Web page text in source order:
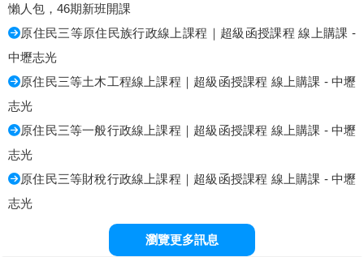
懶人包，46期新班開課
原住民三等原住民族行政線上課程｜超級函授課程 線上購課 -
中壢志光
原住民三等土木工程線上課程｜超級函授課程 線上購課 - 中壢
志光
原住民三等一般行政線上課程｜超級函授課程 線上購課 - 中壢
志光
原住民三等財稅行政線上課程｜超級函授課程 線上購課 - 中壢
志光
瀏覽更多訊息